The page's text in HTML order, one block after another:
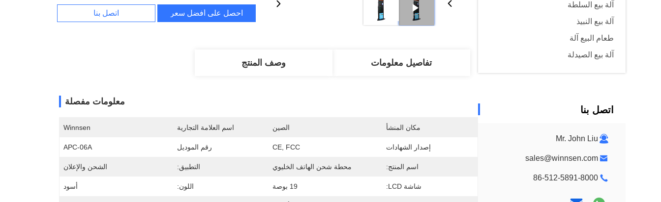
آلة بيع السلطة
آلة بيع النبيذ
طعام البيع آلة
آلة بيع الصيدلة
اتصل بنا
Mr. John Liu
sales@winnsen.com
86-512-5891-8000
احصل على أفضل سعر اتصل بنا
تفاصيل معلومات وصف المنتج
معلومات مفصلة
مكان المنشأ الصين اسم العلامة التجارية Winnsen
إصدار الشهادات CE, FCC رقم الموديل APC-06A
اسم المنتج: محطة شحن الهاتف الخليوي التطبيق: الشحن والإعلان
شاشة LCD: 19 بوصة اللون: أسود